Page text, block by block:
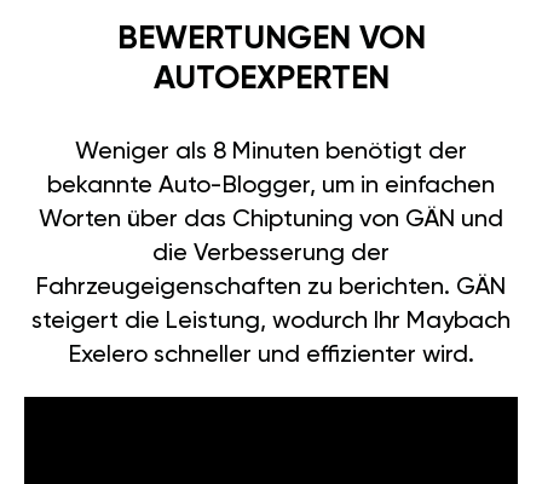
BEWERTUNGEN VON
AUTOEXPERTEN
Weniger als 8 Minuten benötigt der
bekannte Auto-Blogger, um in einfachen
Worten über das Chiptuning von GÄN und
die Verbesserung der
Fahrzeugeigenschaften zu berichten. GÄN
steigert die Leistung, wodurch Ihr Maybach
Exelero schneller und effizienter wird.